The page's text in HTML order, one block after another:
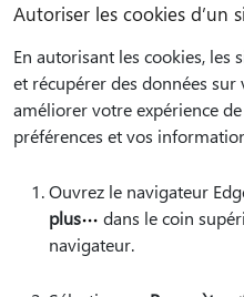
Autoriser les cookies d’un
En autorisant les cookies,
et récupérer des données
améliorer votre expérience
préférences et vos
Ouvrez le navigateur
plus
dans le coin
navigateur.